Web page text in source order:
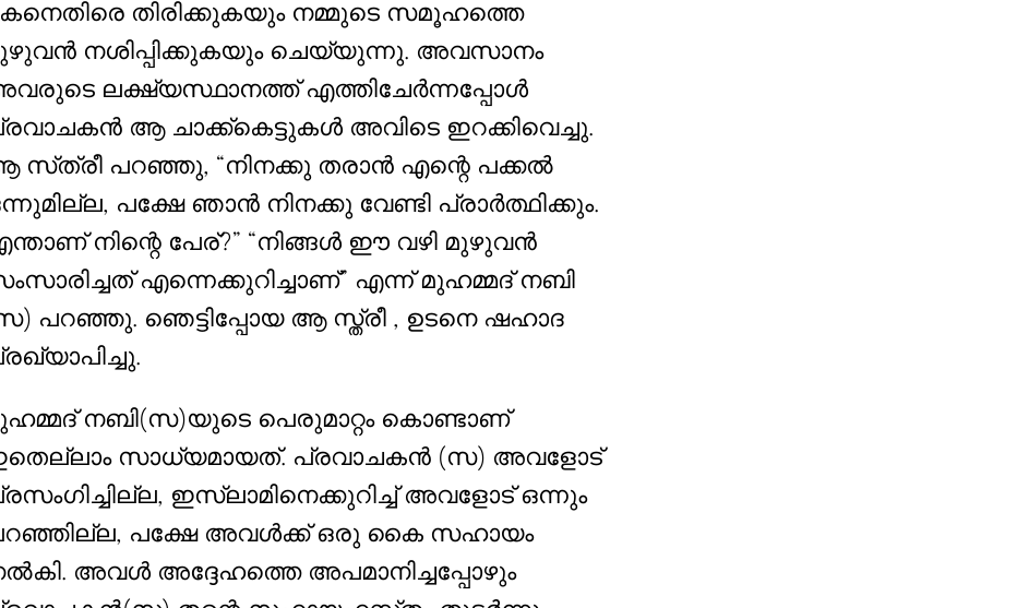
തിരിക്കുകയും നമ്മുടെ സമൂഹത്തെ
നശിപ്പിക്കുകയും ചെയ്യുന്നു. അവസാനം
ലക്ഷ്യസ്ഥാനത്ത് എത്തിചേർന്നപ്പോൾ
ആ ചാക്ക്കെട്ടുകൾ അവിടെ ഇറക്കിവെച്ചു.
സ്‌ത്രീ പറഞ്ഞു, “നിനക്കു തരാൻ എന്റെ പക്കൽ
പക്ഷേ ഞാൻ നിനക്കു വേണ്ടി പ്രാർത്ഥിക്കും.
നിന്റെ പേര്?” “നിങ്ങൾ ഈ വഴി മുഴുവൻ
എന്നെക്കുറിച്ചാണ്” എന്ന് മുഹമ്മദ് നബി
പറഞ്ഞു. ഞെട്ടിപ്പോയ ആ സ്ത്രീ , ഉടനെ ഷഹാദ
നബി(സ)യുടെ പെരുമാറ്റം കൊണ്ടാണ്
സാധ്യമായത്. പ്രവാചകൻ (സ) അവളോട്
ഇസ്ലാമിനെക്കുറിച്ച് അവളോട് ഒന്നും
പക്ഷേ അവൾക്ക് ഒരു കൈ സഹായം
അവൾ അദ്ദേഹത്തെ അപമാനിച്ചപ്പോഴും